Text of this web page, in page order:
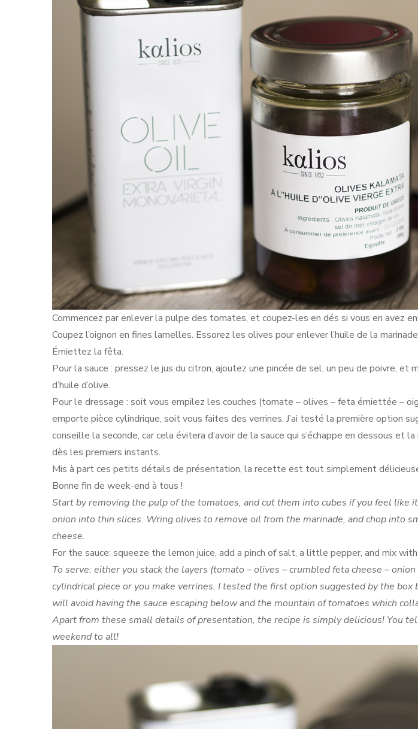
Commencez par enlever la pulpe des tomates, et coupez-les en dés si vous en avez
Coupez l’oignon en fines lamelles. Essorez les olives pour enlever l’huile de la
Émiettez la fêta.
Pour la sauce : pressez le jus du citron, ajoutez une pincée de sel, un peu de poivre, et
d’huile d’olive.
Pour le dressage : soit vous empilez les couches (tomate – olives – feta émiettée –
emporte pièce cylindrique, soit vous faites des verrines. J’ai testé la première option
conseille la seconde, car cela évitera d’avoir de la sauce qui s’échappe en dessous et
dès les premiers instants.
Mis à part ces petits détails de présentation, la recette est tout simplement délicieuse
Bonne fin de week-end à tous !
Start by removing the pulp of the tomatoes, and cut them into cubes if you feel like
onion into thin slices. Wring olives to remove oil from the marinade, and chop into
cheese.
For the sauce: squeeze the lemon juice, add a pinch of salt, a little pepper, and mix
To serve: either you stack the layers (tomato – olives – crumbled feta cheese – onion
cylindrical piece or you make verrines. I tested the first option suggested by the
will avoid having the sauce escaping below and the mountain of tomatoes which
Apart from these small details of presentation, the recipe is simply delicious! You
weekend to all!